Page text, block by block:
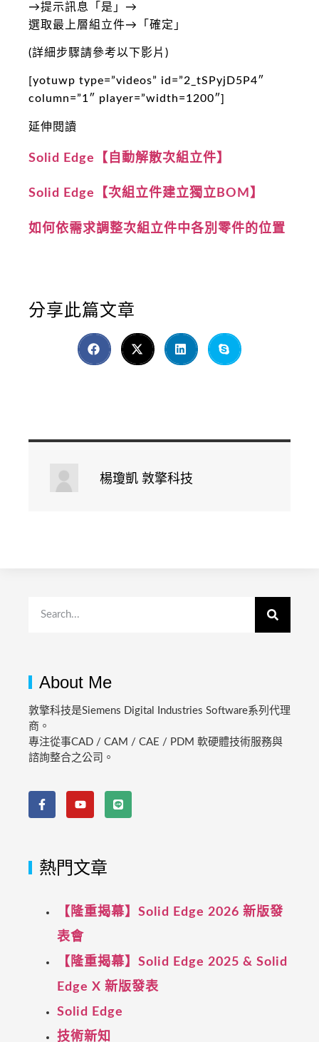
→提示訊息「是」→
選取最上層組立件→「確定」
(詳細步驟請參考以下影片)
[yotuwp type=”videos” id=”2_tSPyjD5P4″
column=”1″ player=”width=1200″]
延伸閱讀
Solid Edge【自動解散次組立件】
Solid Edge【次組立件建立獨立BOM】
如何依需求調整次組立件中各別零件的位置
分享此篇文章
楊瓊凱 敦擎科技
About Me
敦擎科技是Siemens Digital Industries Software系列代理
商。
專注從事CAD / CAM / CAE / PDM 軟硬體技術服務與
諮詢整合之公司。
熱門文章
【隆重揭幕】Solid Edge 2026 新版發
表會
【隆重揭幕】Solid Edge 2025 & Solid
Edge X 新版發表
Solid Edge
技術新知